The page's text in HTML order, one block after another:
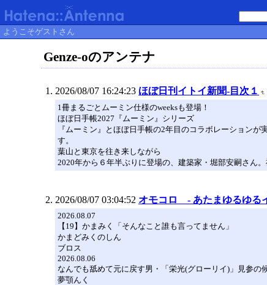
ようこそゲストさん
Genze-oのアンテナ
2026/08/07 16:24:23 ほぼ日刊イトイ新聞-目次１
1冊まるごとムーミン仕様のweeksも登場！
ほぼ日手帳2027『ムーミン』シリーズ
『ムーミン』とほぼ日手帳の2年目のコラボレーション
す。
葉山と東京を往き来しながら
2020年から６年半ぶりに登場の、建築家・堀部安嗣さん
2026/08/07 03:04:52 オモコロ - あたまゆるゆる
2026.08.07
【19】かまみく「そんなこと誰も言ってません」
かまどみくのしん
ブロス
2026.08.06
なんでも舐めて元に戻す男・「栄光(グローリイ)」見参の
夢顎んく